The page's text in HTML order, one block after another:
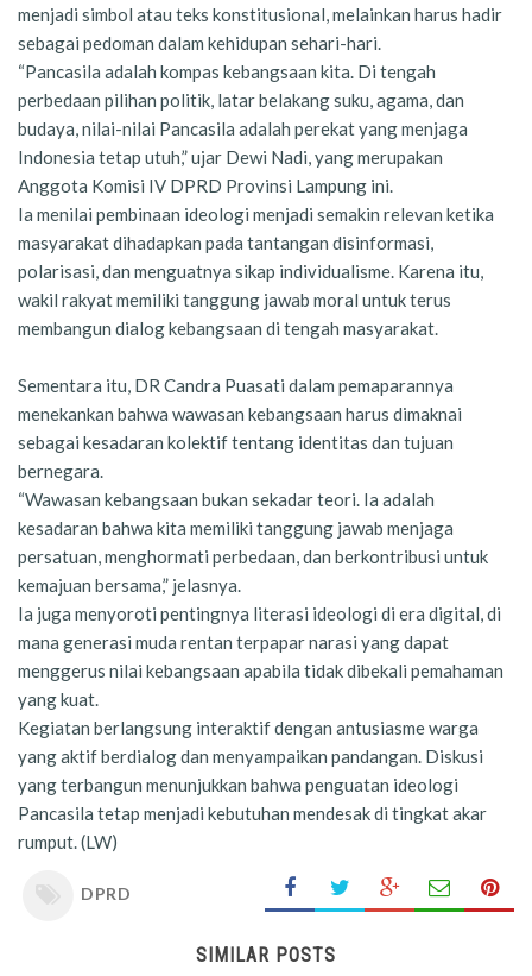
menjadi simbol atau teks konstitusional, melainkan harus hadir
sebagai pedoman dalam kehidupan sehari-hari.
“Pancasila adalah kompas kebangsaan kita. Di tengah
perbedaan pilihan politik, latar belakang suku, agama, dan
budaya, nilai-nilai Pancasila adalah perekat yang menjaga
Indonesia tetap utuh,” ujar Dewi Nadi, yang merupakan
Anggota Komisi IV DPRD Provinsi Lampung ini.
Ia menilai pembinaan ideologi menjadi semakin relevan ketika
masyarakat dihadapkan pada tantangan disinformasi,
polarisasi, dan menguatnya sikap individualisme. Karena itu,
wakil rakyat memiliki tanggung jawab moral untuk terus
membangun dialog kebangsaan di tengah masyarakat.
Sementara itu, DR Candra Puasati dalam pemaparannya
menekankan bahwa wawasan kebangsaan harus dimaknai
sebagai kesadaran kolektif tentang identitas dan tujuan
bernegara.
“Wawasan kebangsaan bukan sekadar teori. Ia adalah
kesadaran bahwa kita memiliki tanggung jawab menjaga
persatuan, menghormati perbedaan, dan berkontribusi untuk
kemajuan bersama,” jelasnya.
Ia juga menyoroti pentingnya literasi ideologi di era digital, di
mana generasi muda rentan terpapar narasi yang dapat
menggerus nilai kebangsaan apabila tidak dibekali pemahaman
yang kuat.
Kegiatan berlangsung interaktif dengan antusiasme warga
yang aktif berdialog dan menyampaikan pandangan. Diskusi
yang terbangun menunjukkan bahwa penguatan ideologi
Pancasila tetap menjadi kebutuhan mendesak di tingkat akar
rumput. (LW)
DPRD
SIMILAR POSTS